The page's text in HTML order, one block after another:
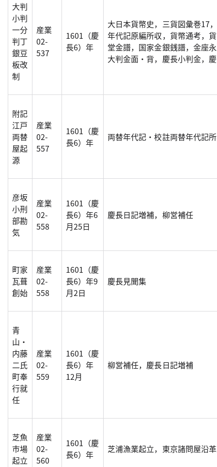
大判
小判
一分
判丁
銀豆
板改
制
産業
02-
537
1601（慶
長6）年
大日本貨幣史，三貨図彙巻17
年代記原編所収，貨幣通考，
堂金譜，国家金銀銭譜，金座
大判金面・背，慶長小判金，
附記
江戸
両替
屋起
源
産業
02-
557
1601（慶
長6）年
両替年代記・校註両替年代記
彦坂
小刑
部勘
気
産業
02-
558
1601（慶
長6）年6
月25日
慶長日記増補，柳営補任
町家
瓦葺
創始
産業
02-
558
1601（慶
長6）年9
月2日
慶長見聞集
青
山・
内藤
二氏
町奉
行就
任
産業
02-
559
1601（慶
長6）年
12月
柳営補任，慶長日記増補
芝魚
市場
起立
産業
02-
560
1601（慶
長6）年
芝浦漁業起立，東京諸問屋沿